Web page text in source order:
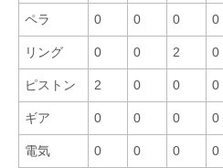
ペラ 0 0 0 0
リング 0 0 2 0
ピストン 2 0 0 0
ギア 0 0 0 0
電気 0 0 0 0